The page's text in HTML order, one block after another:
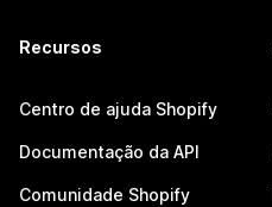
Recursos
Centro de ajuda Shopify
Documentação da API
Comunidade Shopify